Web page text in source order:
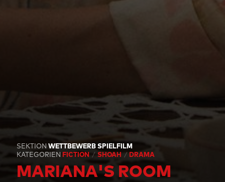
SEKTION WETTBEWERB SPIELFILM
KATEGORIEN FICTION SHOAH DRAMA
MARIANA'S ROOM